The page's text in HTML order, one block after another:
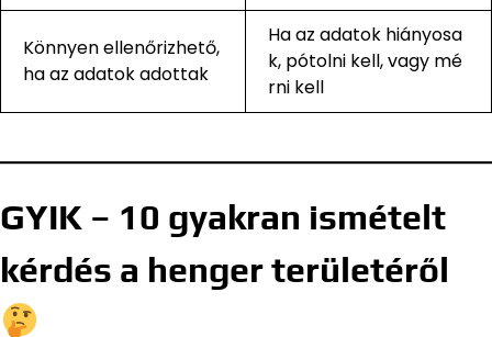
Könnyen ellenőrizhető,
ha az adatok adottak
Ha az adatok hiányosa
k, pótolni kell, vagy mé
rni kell
GYIK – 10 gyakran ismételt
kérdés a henger területéről